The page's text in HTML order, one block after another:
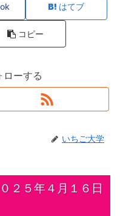
はてブ
コピー
ローする
いちご大学
２５年４月１６日